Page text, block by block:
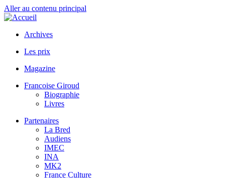
Aller au contenu principal
Archives
Les prix
Magazine
Francoise Giroud
Biographie
Livres
Partenaires
La Bred
Audiens
IMEC
INA
MK2
France Culture